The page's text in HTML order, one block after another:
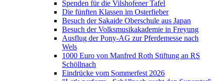
Spenden für die Vilshofener Tafel
Die fünften Klassen im Osterfieber
Besuch der Sakaide Oberschule aus Japan
Besuch der Volksmusikakademie in Freyung
Ausflug der Pony-AG zur Pferdemesse nach
Wels
1000 Euro von Manfred Roth Stiftung an RS
Schöllnach
Eindrücke vom Sommerfest 2026